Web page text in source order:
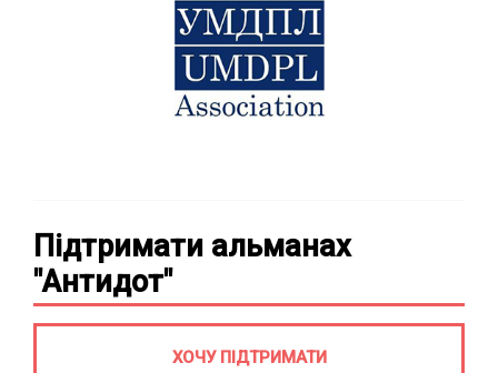
Підтримати альманах
"Антидот"
ХОЧУ ПІДТРИМАТИ